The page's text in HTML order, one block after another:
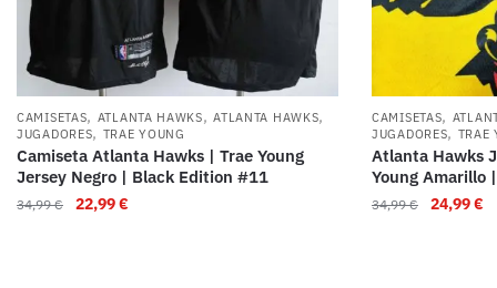
CAMISETAS, ATLANTA HAWKS,ATLANTA HAWKS,
JUGADORES, TRAE YOUNG
Camiseta Atlanta Hawks | Trae Young
Jersey Negro | Black Edition #11
34,99€ 22,99€
CAMISETAS,
JUGADORES, TRAE
Atlanta Hawks
Young Amarillo
34,99€ 24,99€